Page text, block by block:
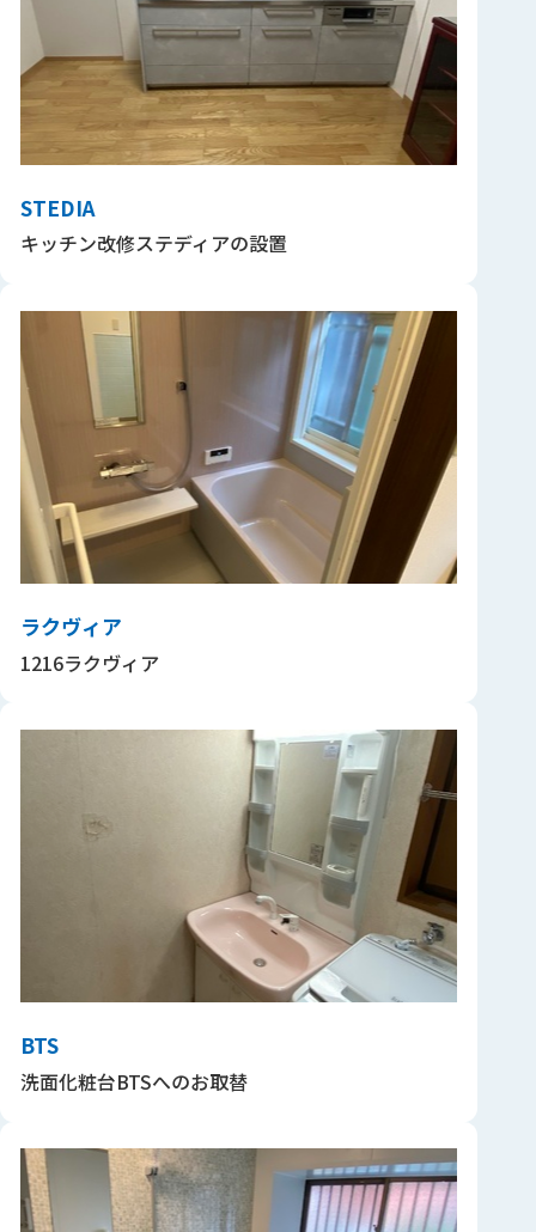
STEDIA
キッチン改修ステディアの設置
ラクヴィア
1216ラクヴィア
BTS
洗面化粧台BTSへのお取替